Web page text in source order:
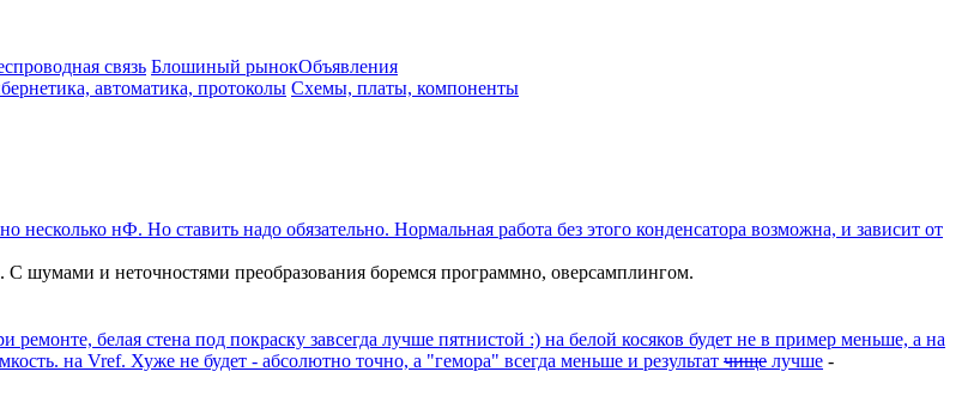
связь Блошиный рынокОбъявления
автоматика, протоколы Схемы, платы, компоненты
несколько нФ. Но ставить надо обязательно. Нормальная работа без этого конденсатора возможна, и зависит от
шумами и неточностями преобразования боремся программно, оверсамплингом.
ремонте, белая стена под покраску завсегда лучше пятнистой :) на белой косяков будет не в пример меньше, а на
на Vref. Хуже не будет - абсолютно точно, а "гемора" всегда меньше и результат чище лучше -